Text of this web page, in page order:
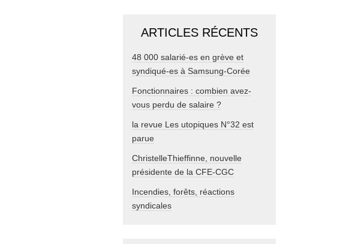
ARTICLES RÉCENTS
48 000 salarié-es en grève et
syndiqué-es à Samsung-Corée
Fonctionnaires : combien avez-
vous perdu de salaire ?
la revue Les utopiques N°32 est
parue
ChristelleThieffinne, nouvelle
présidente de la CFE-CGC
Incendies, forêts, réactions
syndicales